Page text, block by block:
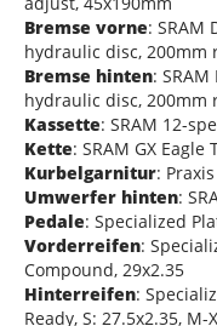
Bremse vorne: SRAM
hydraulic disc, 200mm
Bremse hinten:
hydraulic disc, 200mm
Kassette: SRAM 12-
Kette: SRAM GX
Kurbelgarnitur:
Umwerfer hinten:
Pedale: Specialized
Vorderreifen:
Compound, 29x2.35
Hinterreifen:
Ready, S: 27.5x2.35, M-